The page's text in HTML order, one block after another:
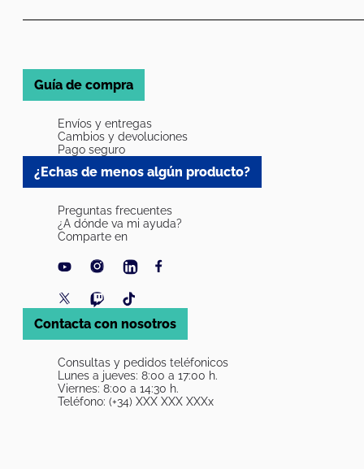
Guía de compra
Envíos y entregas
Cambios y devoluciones
Pago seguro
¿Echas de menos algún producto?
Preguntas frecuentes
¿A dónde va mi ayuda?
Comparte en
Contacta con nosotros
Consultas y pedidos teléfonicos
Lunes a jueves: 8:00 a 17:00 h.
Viernes: 8:00 a 14:30 h.
Teléfono: (+34) XXX XXX XXXx